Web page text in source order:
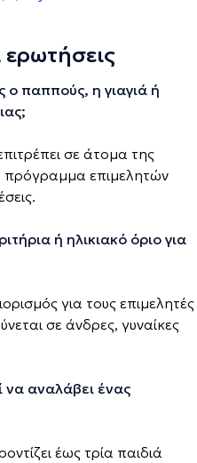
ερωτήσεις
ο παππούς, η γιαγιά ή
σε άτομα της
πρόγραμμα επιμελητών
ή ηλικιακό όριο για
για τους επιμελητές
σε άνδρες, γυναίκες
να αναλάβει ένας
έως τρία παιδιά